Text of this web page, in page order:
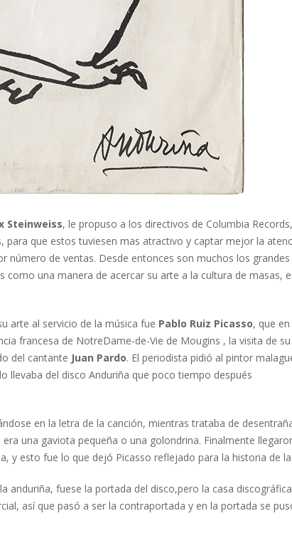
Steinweiss, le propuso a los directivos de Columbia Records,
para que estos tuviesen mas atractivo y captar mejor la
número de ventas. Desde entonces son muchos los
como una manera de acercar su arte a la cultura de masas,
arte al servicio de la música fue Pablo Ruiz Picasso, que
francesa de NotreDame-de-Vie de Mougins , la visita de
del cantante Juan Pardo. El periodista pidió al pintor
llevaba del disco Anduriña que poco tiempo después
en la letra de la canción, mientras trataba de
una gaviota pequeña o una golondrina. Finalmente
y esto fue lo que dejó Picasso reflejado para la historia de
anduriña, fuese la portada del disco,pero la casa
así que pasó a ser la contraportada y en la portada se